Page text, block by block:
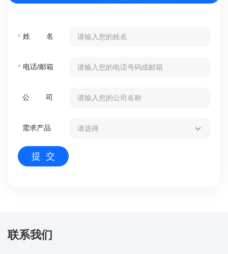
* 姓 名
* 电话/邮箱
公 司
需求产品
联系我们